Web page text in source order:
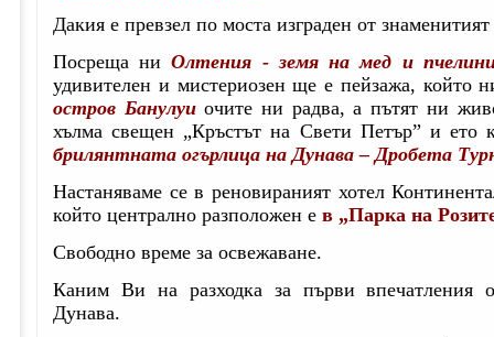
Дакия е превзел по моста изграден от
Посреща ниОлтения - земя на мед и
удивителен и мистериозен ще е пейзажа,
остров Банулуиочите ни радва, а пътят ни
хълма свещен „Кръстът на Свети Петър” и ето
брилянтната огърлица на Дунава – Дробета
Настаняваме се в реновираният хотел
който централно разположен е в „Парка на
Свободно време за освежаване.
Каним Ви на разходка за първи впечатления
Дунава.